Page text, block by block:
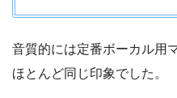
音質的には定番ボーカル用
ほとんど同じ印象でした。